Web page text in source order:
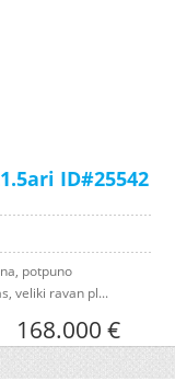
ID#25542
potpuno
veliki ravan pl...
168.000 €